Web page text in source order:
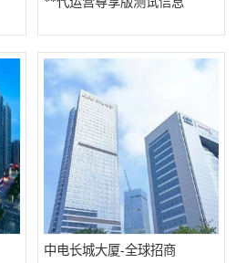
中电长城大厦-全球招商
西乡
石岩
南山科技园
福田区
保税区